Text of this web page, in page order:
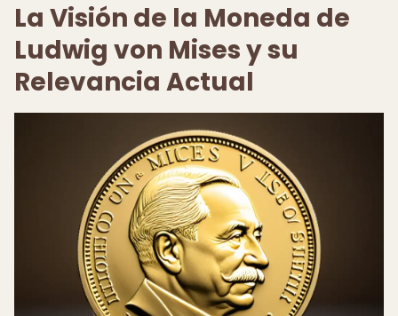
La Visión de la Moneda de
Ludwig von Mises y su
Relevancia Actual